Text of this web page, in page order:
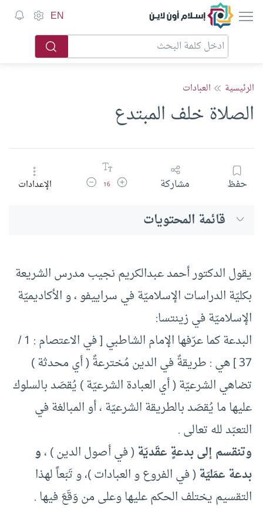
إسلام أون لاين EN
الرئيسية العبادات
الصلاة خلف المبتدع
حفظ مشاركة زيادة حجم الخط
16 تقليل حجم الخطالإعدادات
قائمة المحتويات
يقول الدكتور أحمد عبدالكريم نجيب مدرس الشريعة
بكليّة الدراسات الإسلاميّة في سراييفو ، و الأكاديميّة
الإسلاميّة في زينتسا:
البدعة كما عرّفها الإمام الشاطبي [ في الاعتصام : 1 /
37 ] هي : طريقةٌ في الدين مُخترعةٌ ( أي محدثة )
تضاهي الشرعيّة ( أي العبادة الشرعيّة ) يُقصَد بالسلوك
عليها ما يُقصَد بالطريقة الشرعيّة ، أو المبالغة في
التعبّد لله تعالى .
وتنقسم إلى بدعةٍ عقَديّة( في أصول الدين ) ،و
بدعة عمَليّة( في الفروع و العبادات )، و تَبَعاً لهذا
التقسيم يختلف الحكم عليها وعلى من وَقَعَ فيها .